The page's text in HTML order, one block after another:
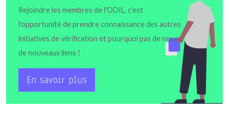
Rejoindre les membres de l'ODIL, c'est
l'opportunité de prendre connaissance des autres
initiatives de vérification et pourquoi pas de nouer
de nouveaux liens !
En savoir plus